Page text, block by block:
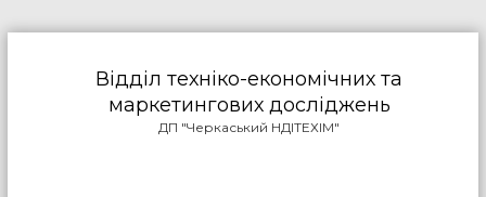
Відділ техніко-економічних та
маркетингових досліджень
ДП "Черкаський НДІТЕХІМ"